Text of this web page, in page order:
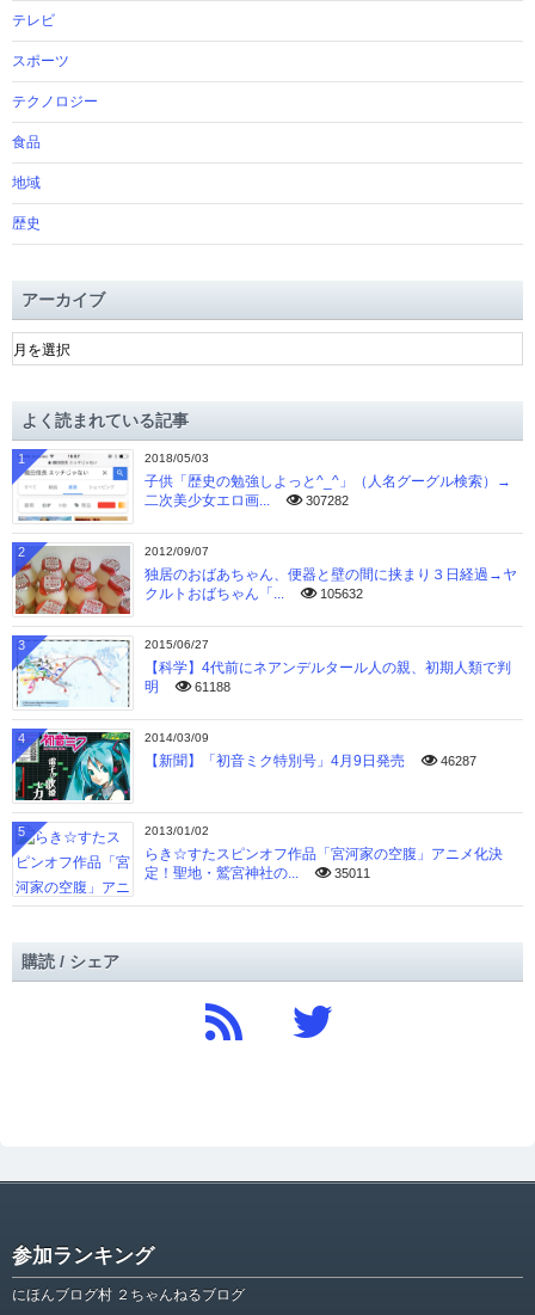
テレビ
スポーツ
テクノロジー
食品
地域
歴史
アーカイブ
ア
ー
ブよく読まれている記事
2018/05/03
子供「歴史の勉強しよっと^_^」（人名グーグル検索）→
二次美少女エロ画...
307282
1
2012/09/07
独居のおばあちゃん、便器と壁の間に挟まり３日経過→ヤ
クルトおばちゃん「...
105632
2
2015/06/27
【科学】4代前にネアンデルタール人の親、初期人類で判
明
61188
3
2014/03/09
【新聞】「初音ミク特別号」4月9日発売 46287
4
2013/01/02
らき☆すたスピンオフ作品「宮河家の空腹」アニメ化決
定！聖地・鷲宮神社の...
35011
5
購読 / シェア
参加ランキング
にほんブログ村 ２ちゃんねるブログ